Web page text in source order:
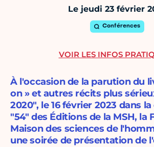
Le jeudi 23 février
Conférences
À l'occasion de la parution du
on » et autres récits plus
2020", le 16 février 2023 dans
"54" des Éditions de la MSH, la
Maison des sciences de
une soirée de présentation de
VOIR LES INFOS